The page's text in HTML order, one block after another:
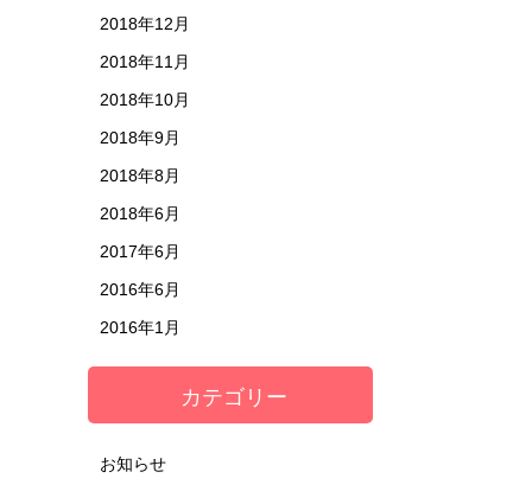
2018年12月
2018年11月
2018年10月
2018年9月
2018年8月
2018年6月
2017年6月
2016年6月
2016年1月
カテゴリー
お知らせ